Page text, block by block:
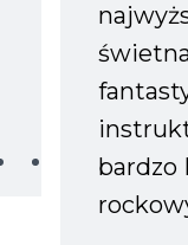
bardzo